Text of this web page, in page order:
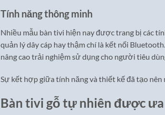
Tính năng thông minh
Nhiều mẫu bàn tivi hiện nay được trang bị các
quản lý dây cáp hay thậm chí là kết nối
nâng cao trải nghiệm sử dụng cho người tiêu
Sự kết hợp giữa tính năng và thiết kế đã tạo
Bàn tivi gỗ tự nhiên được